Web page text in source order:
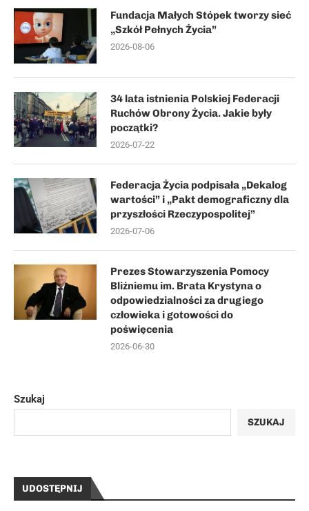
Fundacja Małych Stópek tworzy sieć
„Szkół Pełnych Życia”
2026-08-06
34 lata istnienia Polskiej Federacji
Ruchów Obrony Życia. Jakie były
początki?
2026-07-22
Federacja Życia podpisała „Dekalog
wartości” i „Pakt demograficzny dla
przyszłości Rzeczypospolitej”
2026-07-06
Prezes Stowarzyszenia Pomocy
Bliźniemu im. Brata Krystyna o
odpowiedzialności za drugiego
człowieka i gotowości do
poświęcenia
2026-06-30
Szukaj
SZUKAJ
UDOSTĘPNIJ